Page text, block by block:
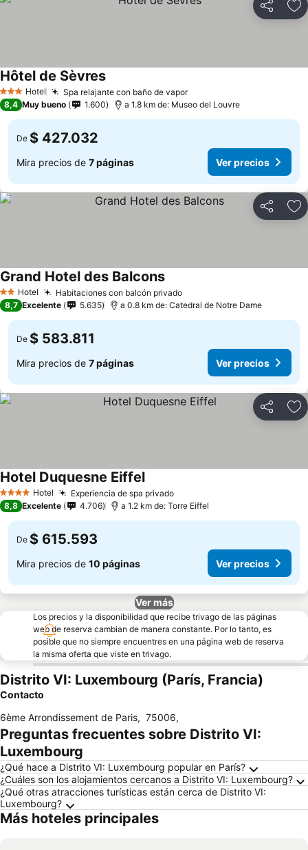
Compartir
3 Estrellas
Hotel Spa relajante con baño de vaporVer precios
Hôtel de SèvresVer precios
8,4 Muy bueno 1.600 a 1.8 km de: Museo del Louvre
De $ 427.032
Mira precios de 7 páginas Ver precios
Compartir
2 Estrellas
Hotel Habitaciones con balcón privadoVer precios
Grand Hotel des BalconsVer precios
8,7 Excelente 5.635 a 0.8 km de: Catedral de Notre Dame
De $ 583.811
Mira precios de 7 páginas Ver precios
Compartir
4 EstrellasHotel Experiencia de spa privadoVer precios
Hotel Duquesne EiffelVer precios
8,8 Excelente 4.706 a 1.2 km de: Torre Eiffel
De $ 615.593
Mira precios de 10 páginas Ver precios
Ver más
Los precios y la disponibilidad que recibe trivago de las páginas
web de reserva cambian de manera constante. Por lo tanto, es
posible que no siempre encuentres en una página web de reserva
la misma oferta que viste en trivago.
Distrito VI: Luxembourg (París, Francia)
Contacto
6ème Arrondissement de Paris, 75006,
Preguntas frecuentes sobre Distrito VI:
Luxembourg
¿Qué hace a Distrito VI: Luxembourg popular en París?
¿Cuáles son los alojamientos cercanos a Distrito VI: Luxembourg?
¿Qué otras atracciones turísticas están cerca de Distrito VI:
Luxembourg?
Más hoteles principales